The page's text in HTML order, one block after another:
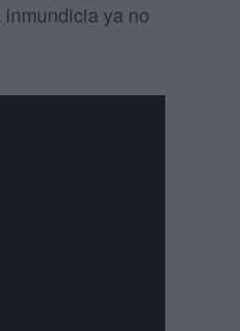
ya no